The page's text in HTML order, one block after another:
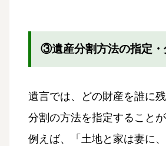
③遺産分割方法の指定・
遺言では、どの財産を誰に
分割の方法を指定することが
例えば、「土地と家は妻に